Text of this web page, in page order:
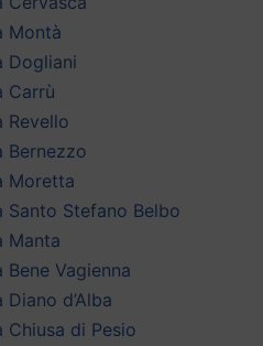
Montà
Dogliani
Carrù
Revello
Bernezzo
Moretta
Santo Stefano Belbo
Manta
Vagienna
d’Alba
di Pesio